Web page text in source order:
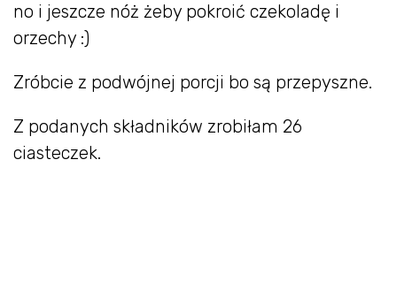
no i jeszcze nóż żeby pokroić czekoladę i
orzechy :)
Zróbcie z podwójnej porcji bo są przepyszne.
Z podanych składników zrobiłam 26
ciasteczek.